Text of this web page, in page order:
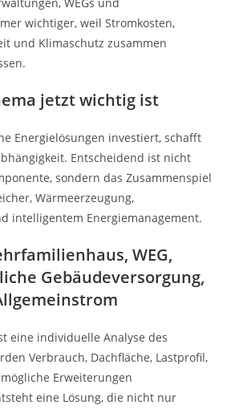
wichtiger, weil Stromkosten,
und Klimaschutz zusammen
jetzt wichtig ist
Energielösungen investiert, schafft
Entscheidend ist nicht
sondern das Zusammenspiel
Wärmeerzeugung,
intelligentem Energiemanagement.
WEG,
Gebäudeversorgung,
eine individuelle Analyse des
Verbrauch, Dachfläche, Lastprofil,
Erweiterungen
eine Lösung, die nicht nur